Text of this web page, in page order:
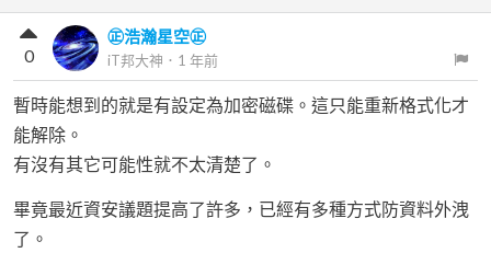
㊣浩瀚星空㊣
iT邦大神 ． 1 年前
0
暫時能想到的就是有設定為加密磁碟。這只能重新格式化才
能解除。
有沒有其它可能性就不太清楚了。
畢竟最近資安議題提高了許多，已經有多種方式防資料外洩
了。